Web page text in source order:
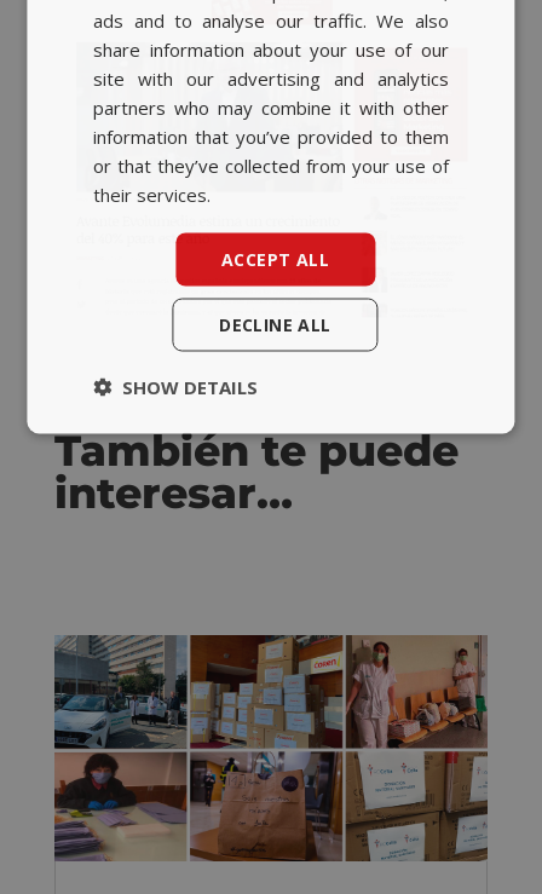
También te puede
interesar…
BASQUE
CATALAN
ENGLISH
ads and to analyse our traffic. We also
share information about your use of our
site with our advertising and analytics
partners who may combine it with other
information that you’ve provided to them
or that they’ve collected from your use of
their services.
ACCEPT ALL
DECLINE ALL
SHOW DETAILS